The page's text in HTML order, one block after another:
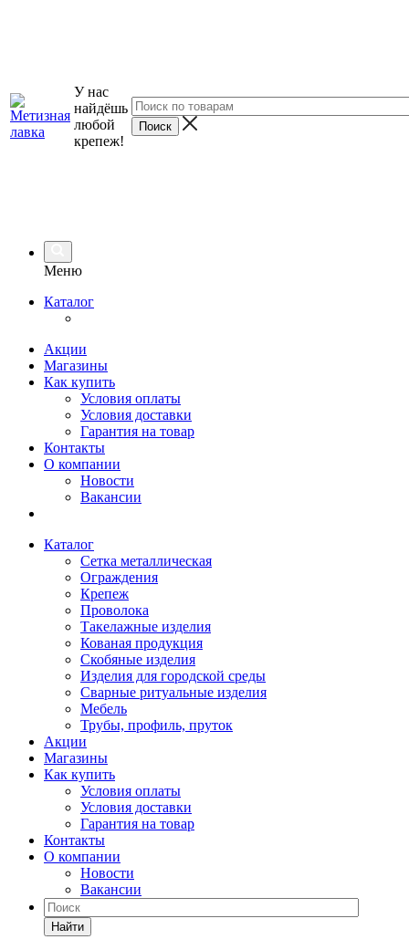
У нас
найдёшь
любой
крепеж!
Меню
Каталог
Акции
Магазины
Как купить
Условия оплаты
Условия доставки
Гарантия на товар
Контакты
О компании
Новости
Вакансии
Каталог
Сетка металлическая
Ограждения
Крепеж
Проволока
Такелажные изделия
Кованая продукция
Скобяные изделия
Изделия для городской среды
Сварные ритуальные изделия
Мебель
Трубы, профиль, пруток
Акции
Магазины
Как купить
Условия оплаты
Условия доставки
Гарантия на товар
Контакты
О компании
Новости
Вакансии
Найти